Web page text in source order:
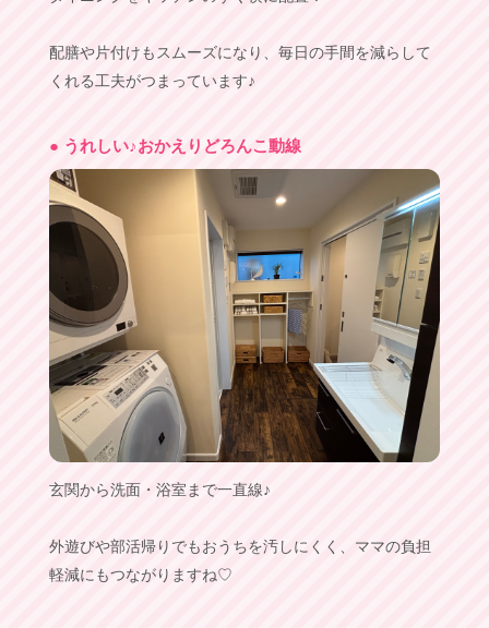
配膳や片付けもスムーズになり、毎日の手間を減らして
くれる工夫がつまっています♪
● うれしい♪おかえりどろんこ動線
玄関から洗面・浴室まで一直線♪
外遊びや部活帰りでもおうちを汚しにくく、ママの負担
軽減にもつながりますね♡